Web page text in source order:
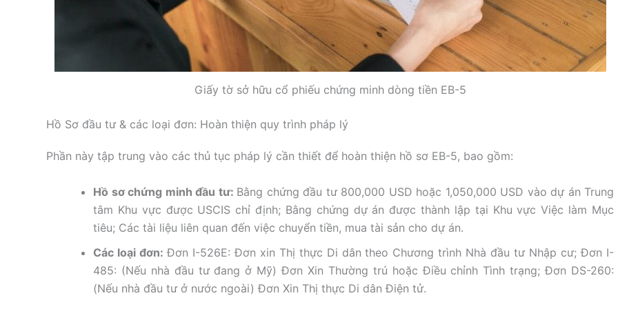
Giấy tờ sở hữu cổ phiếu chứng minh dòng tiền EB-5
Hồ Sơ đầu tư & các loại đơn: Hoàn thiện quy trình pháp lý
Phần này tập trung vào các thủ tục pháp lý cần thiết để hoàn thiện hồ sơ EB-5, bao gồm:
Hồ sơ chứng minh đầu tư: Bằng chứng đầu tư 800,000 USD hoặc 1,050,000 USD vào dự án Trung
tâm Khu vực được USCIS chỉ định; Bằng chứng dự án được thành lập tại Khu vực Việc làm Mục
tiêu; Các tài liệu liên quan đến việc chuyển tiền, mua tài sản cho dự án.
Các loại đơn:Đơn I-526E: Đơn xin Thị thực Di dân theo Chương trình Nhà đầu tư Nhập cư; Đơn I-
485: (Nếu nhà đầu tư đang ở Mỹ) Đơn Xin Thường trú hoặc Điều chỉnh Tình trạng; Đơn DS-260:
(Nếu nhà đầu tư ở nước ngoài) Đơn Xin Thị thực Di dân Điện tử.